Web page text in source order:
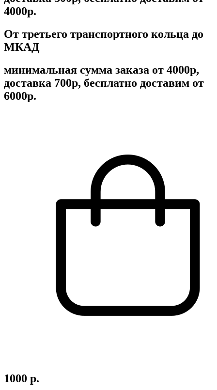
4000р.
От третьего транспортного кольца до
МКАД
минимальная сумма заказа от 4000р,
доставка 700р, бесплатно доставим от
6000р.
1000 р.